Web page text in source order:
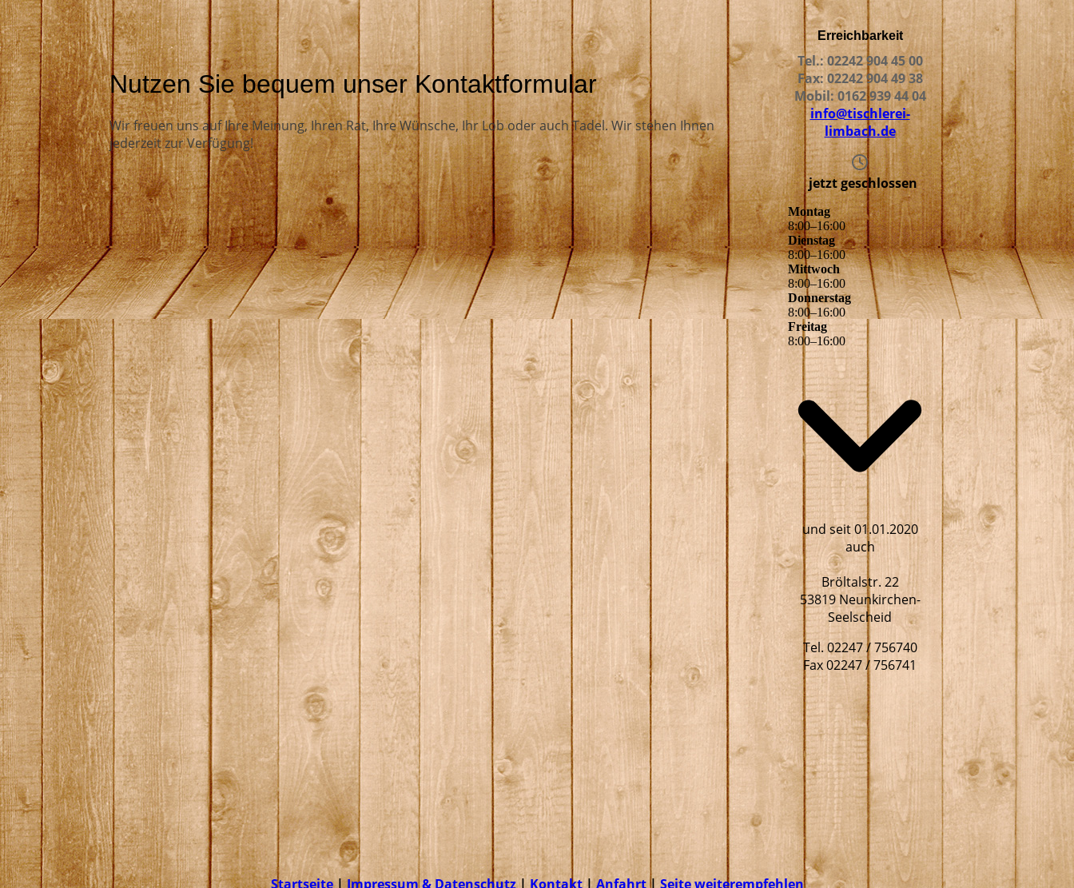
Nutzen Sie bequem unser Kontaktformular
Wir freuen uns auf Ihre Meinung, Ihren Rat, Ihre Wünsche, Ihr Lob oder auch Tadel. Wir stehen Ihnen
jederzeit zur Verfügung!
Erreichbarkeit
Tel.: 02242 904 45 00
Fax: 02242 904 49 38
Mobil: 0162 939 44 04
info@tischlerei-
limbach.de
jetzt geschlossen
Montag
8:00–16:00
Dienstag
8:00–16:00
Mittwoch
8:00–16:00
Donnerstag
8:00–16:00
Freitag
8:00–16:00
und seit 01.01.2020
auch
Bröltalstr. 22
53819 Neunkirchen-
Seelscheid
Tel. 02247 / 756740
Fax 02247 / 756741
Startseite|Impressum & Datenschutz|Kontakt|Anfahrt|Seite weiterempfehlen